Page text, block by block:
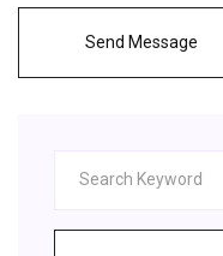
Send Message